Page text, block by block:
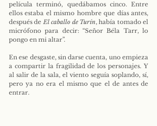
película terminó, quedábamos cinco. Entre
ellos estaba el mismo hombre que días antes,
después de El caballo de Turín, había tomado el
micrófono para decir: “Señor Béla Tarr, lo
pongo en mi altar”.
En ese desgaste, sin darse cuenta, uno empieza
a compartir la fragilidad de los personajes. Y
al salir de la sala, el viento seguía soplando, sí,
pero ya no era el mismo que el de antes de
entrar.